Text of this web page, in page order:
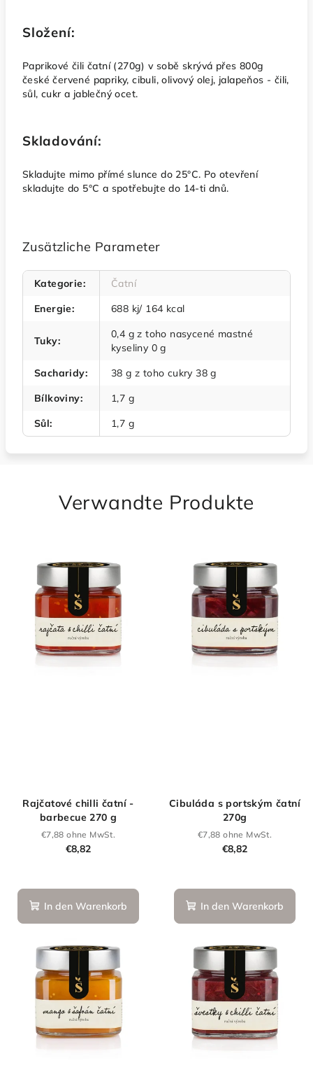
Složení:
Paprikové čili čatní (270g) v sobě skrývá přes 800g
české červené papriky, cibuli, olivový olej, jalapeňos - čili,
sůl, cukr a jablečný ocet.
Skladování:
Skladujte mimo přímé slunce do 25°C. Po otevření
skladujte do 5°C a spotřebujte do 14-ti dnů.
Zusätzliche Parameter
Kategorie:
Čatní
Energie: 688 kj/ 164 kcal
Tuky:
0,4 g z toho nasycené mastné
kyseliny 0 g
Sacharidy:
38 g z toho cukry 38 g
Bílkoviny:
1,7 g
Sůl: 1,7 g
Verwandte Produkte
Rajčatové chilli čatní -
barbecue 270 g
€7,88 ohne MwSt.
€8,82
In den Warenkorb
Cibuláda s portským čatní
270g
€7,88 ohne MwSt.
€8,82
von
Sternen.
In den Warenkorb